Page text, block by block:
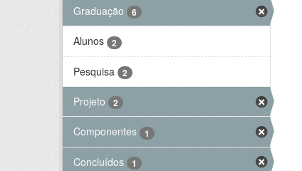
Graduação
6
Alunos 2
Pesquisa 2
Projeto 2
Componentes 1
Concluídos 1